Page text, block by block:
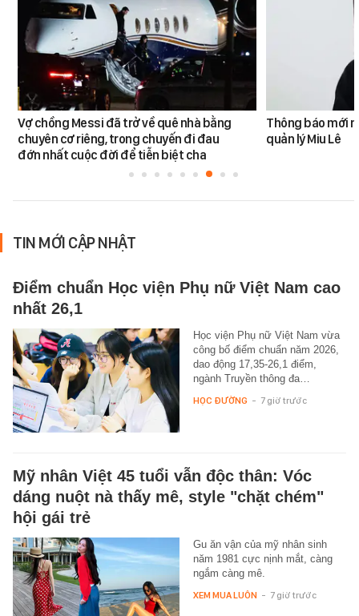
Vợ chồng Messi đã trở về quê nhà bằng
chuyên cơ riêng, trong chuyến đi đau
đớn nhất cuộc đời để tiễn biệt cha
Thông báo mới
quản lý Miu Lê
TIN MỚI CẬP NHẬT
Điểm chuẩn Học viện Phụ nữ Việt Nam cao
nhất 26,1
Học viện Phụ nữ Việt Nam vừa
công bố điểm chuẩn năm 2026,
dao động 17,35-26,1 điểm,
ngành Truyền thông đa…
HỌC ĐƯỜNG - 7 giờ trước
Mỹ nhân Việt 45 tuổi vẫn độc thân: Vóc
dáng nuột nà thấy mê, style "chặt chém"
hội gái trẻ
Gu ăn vận của mỹ nhân sinh
năm 1981 cực nịnh mắt, càng
ngắm càng mê.
XEM MUA LUÔN - 7 giờ trước